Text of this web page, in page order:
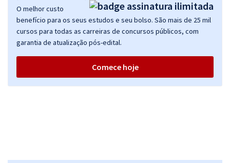
O melhor custo
benefício para os seus estudos e seu bolso. São mais de 25 mil
cursos para todas as carreiras de concursos públicos, com
garantia de atualização pós-edital.
Comece hoje